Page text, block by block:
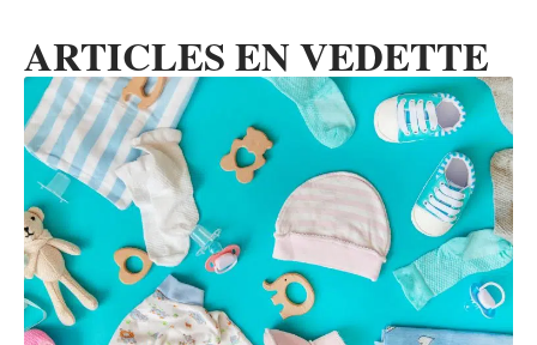
ARTICLES EN VEDETTE